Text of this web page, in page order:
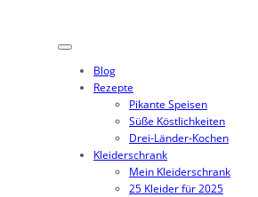
Blog
Rezepte
Pikante Speisen
Süße Köstlichkeiten
Drei-Länder-Kochen
Kleiderschrank
Mein Kleiderschrank
25 Kleider für 2025